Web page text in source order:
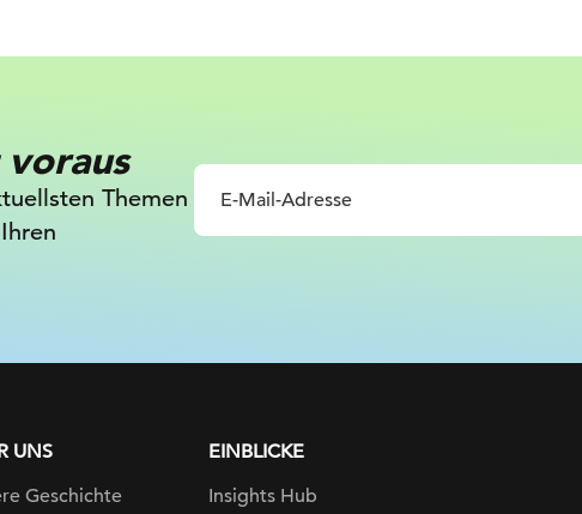
Themen
UNS
Geschichte
EINBLICKE
Insights Hub